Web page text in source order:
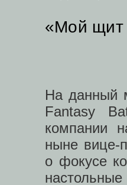
«Мой
На данный
Fantasy
компании
ныне вице-
о фокусе